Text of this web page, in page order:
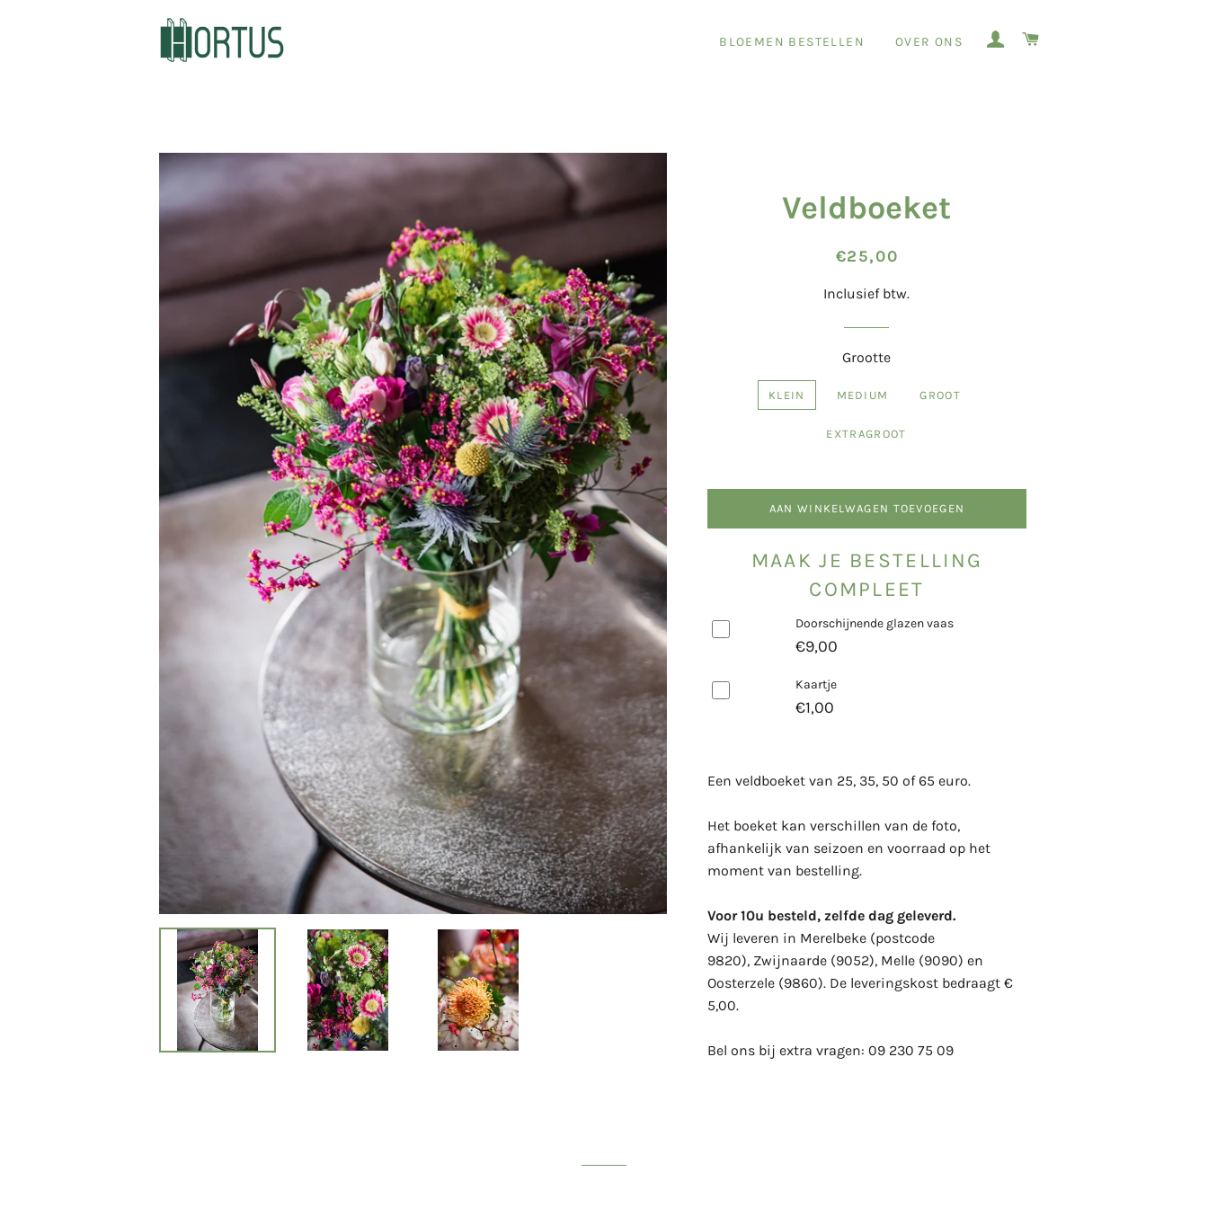
BLOEMEN BESTELLEN OVER ONS AANMELDEN
Veldboeket
Normale
Aanbiedingsprijs
€25,00
Inclusief btw.
Grootte
KLEIN MEDIUM GROOT
EXTRAGROOT
AAN WINKELWAGEN TOEVOEGEN
MAAK JE BESTELLING
COMPLEET
Doorschijnende glazen vaas
€9,00
Kaartje
€1,00
Een veldboeket van 25, 35, 50 of 65 euro.
Het boeket kan verschillen van de foto,
afhankelijk van seizoen en voorraad op het
moment van bestelling.
Voor 10u besteld, zelfde dag geleverd.
Wij leveren in Merelbeke (postcode
9820), Zwijnaarde (9052), Melle (9090) en
Oosterzele (9860). De leveringskost bedraagt €
5,00.
Bel ons bij extra vragen: 09 230 75 09